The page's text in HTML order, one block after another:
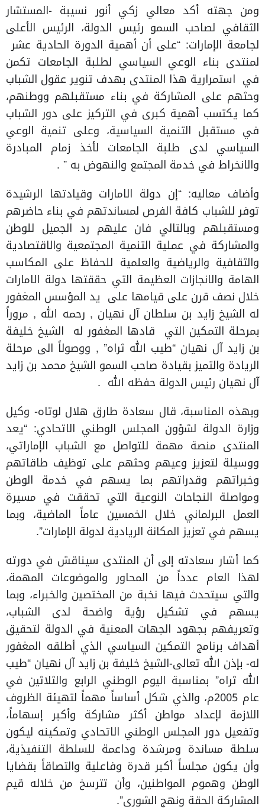
ومن جهته أكد معالي زكي أنور نسيبة -المستشار
الثقافي لصاحب السمو رئيس الدولة، الرئيس الأعلى
لجامعة الإمارات: “على أن أهمية الدورة الحادية عشر
لمنتدى بناء الوعي السياسي لطلبة الجامعات تكمن
في استمرارية هذا المنتدى بهدف تنوير عقول الشباب
وحثهم على المشاركة في بناء مستقبلهم ووطنهم،
كما يكتسب أهمية كبرى في التركيز على دور الشباب
في مستقبل التنمية السياسية، وعلى تنمية الوعي
السياسي لدى طلبة الجامعات لأخذ زمام المبادرة
والانخراط في خدمة المجتمع والنهوض به ” .
وأضاف معاليه: “إن دولة الامارات وقيادتها الرشيدة
توفر للشباب كافة الفرص لمساندتهم في بناء حاضرهم
ومستقبلهم وبالتالي فان عليهم رد الجميل للوطن
والمشاركة في عملية التنمية المجتمعية والاقتصادية
والثقافية والرياضية والعلمية للحفاظ على المكاسب
الهامة والانجازات العظيمة التي حققتها دولة الامارات
خلال نصف قرن على قيامها على يد المؤسس المغفور
له الشيخ زايد بن سلطان آل نهيان , رحمه الله , مروراً
بمرحلة التمكين التي قادها المغفور له الشيخ خليفة
بن زايد آل نهيان “طيب الله ثراه” , ووصولاً الى مرحلة
الريادة والتميز بقيادة صاحب السمو الشيخ محمد بن زايد
آل نهيان رئيس الدولة حفظه الله .
وبهذه المناسبة، قال سعادة طارق هلال لوتاه- وكيل
وزارة الدولة لشؤون المجلس الوطني الاتحادي: “يعد
المنتدى منصة مهمة للتواصل مع الشباب الإماراتي،
ووسيلة لتعزيز وعيهم وحثهم على توظيف طاقاتهم
وخبراتهم وقدراتهم بما يسهم في خدمة الوطن
ومواصلة النجاحات النوعية التي تحققت في مسيرة
العمل البرلماني خلال الخمسين عاماً الماضية، وبما
يسهم في تعزيز المكانة الريادية لدولة الإمارات”.
كما أشار سعادته إلى أن المنتدى سيناقش في دورته
لهذا العام عدداً من المحاور والموضوعات المهمة،
والتي سيتحدث فيها نخبة من المختصين والخبراء، وبما
يسهم في تشكيل رؤية واضحة لدى الشباب،
وتعريفهم بجهود الجهات المعنية في الدولة لتحقيق
أهداف برنامج التمكين السياسي الذي أطلقه المغفور
له- بإذن الله تعالى-الشيخ خليفة بن زايد آل نهيان “طيب
الله ثراه” بمناسبة اليوم الوطني الرابع والثلاثين في
عام 2005م، والذي شكل أساساً مهماً لتهيئة الظروف
اللازمة لإعداد مواطن أكثر مشاركة وأكبر إسهاماً،
وتفعيل دور المجلس الوطني الاتحادي وتمكينه ليكون
سلطة مساندة ومرشدة وداعمة للسلطة التنفيذية،
وأن يكون مجلساً أكبر قدرة وفاعلية والتصاقاً بقضايا
الوطن وهموم المواطنين، وأن تترسخ من خلاله قيم
المشاركة الحقة ونهج الشورى”.